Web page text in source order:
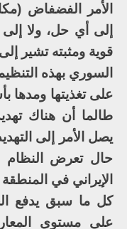
الأمر الفضفاض
إلى أي حل، ولا
قوية ومثبته تشير
السوري بهذه
على تغذيتها ومدها
طالما أن هناك
يصل الأمر إلى
حال تعرض
الإيراني في
كل ما سبق يدفع
على مستوى